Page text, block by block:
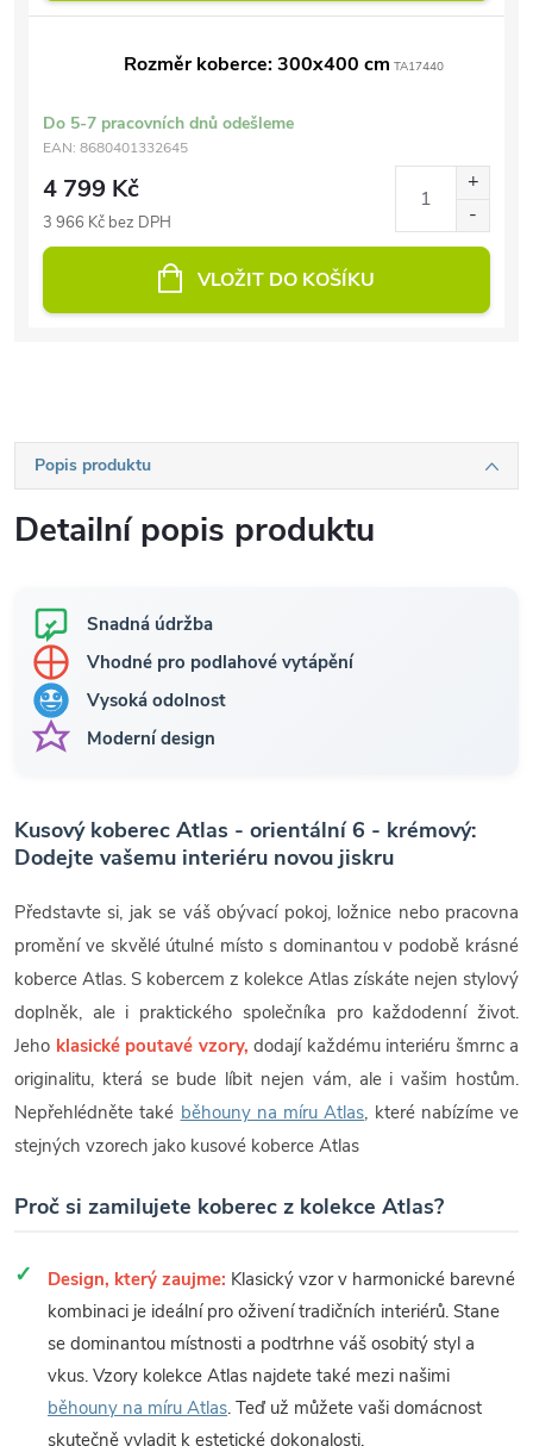
Rozměr koberce: 300x400 cm TA17440
Do 5-7 pracovních dnů odešleme
EAN: 8680401332645
4 799 Kč
3 966 Kč bez DPH
VLOŽIT DO KOŠÍKU
Popis produktu
Detailní popis produktu
Snadná údržba
Vhodné pro podlahové vytápění
Vysoká odolnost
Moderní design
Kusový koberec Atlas - orientální 6 - krémový:
Dodejte vašemu interiéru novou jiskru
Představte si, jak se váš obývací pokoj, ložnice nebo pracovna
promění ve skvělé útulné místo s dominantou v podobě krásné
koberce Atlas. S kobercem z kolekce Atlas získáte nejen stylový
doplněk, ale i praktického společníka pro každodenní život.
Jeho klasické poutavé vzory, dodají každému interiéru šmrnc a
originalitu, která se bude líbit nejen vám, ale i vašim hostům.
Nepřehlédněte také běhouny na míru Atlas, které nabízíme ve
stejných vzorech jako kusové koberce Atlas
Proč si zamilujete koberec z kolekce Atlas?
Design, který zaujme: Klasický vzor v harmonické barevné
kombinaci je ideální pro oživení tradičních interiérů. Stane
se dominantou místnosti a podtrhne váš osobitý styl a
vkus. Vzory kolekce Atlas najdete také mezi našimi
běhouny na míru Atlas. Teď už můžete vaši domácnost
skutečně vyladit k estetické dokonalosti.